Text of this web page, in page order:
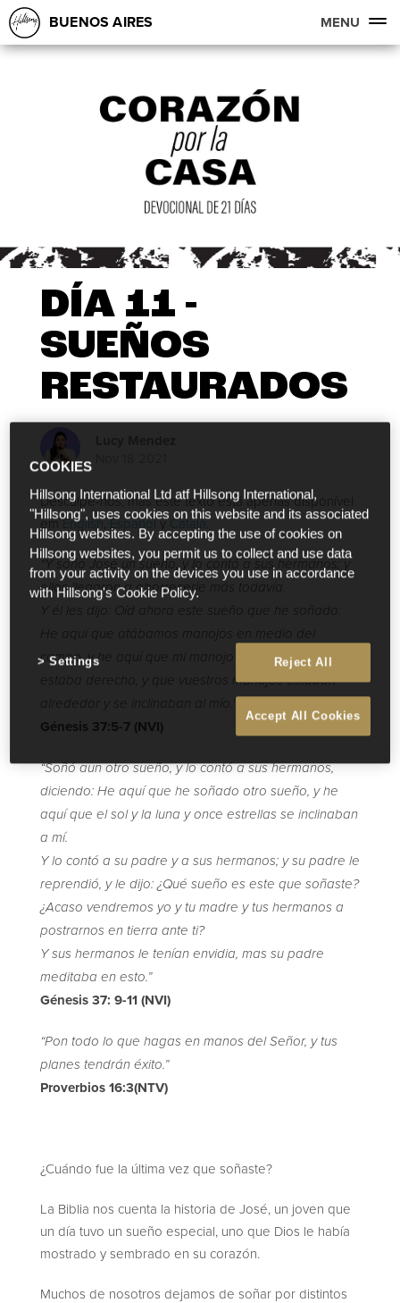
BUENOS AIRES MENU
DÍA 11 -
SUEÑOS
RESTAURADOS
Desculpe-nos, mas este texto está apenas disponível
emEnglish,EspañolyCatalà.
“
Y soñó José un sueño, y lo contó a sus hermanos; y
ellos llegaron a aborrecerle más todavía.
Y él les dijo: Oíd ahora este sueño que he soñado:
He aquí que atábamos manojos en medio del
campo, y he aquí que mi manojo se levantaba y
estaba derecho, y que vuestros manojos estaban
alrededor y se inclinaban al mío.”
Génesis 37:5-7 (NVI)
“Soñó aun otro sueño, y lo contó a sus hermanos,
diciendo: He aquí que he soñado otro sueño, y he
aquí que el sol y la luna y once estrellas se inclinaban
a mí.
Y lo contó a su padre y a sus hermanos; y su padre le
reprendió, y le dijo: ¿Qué sueño es este que soñaste?
¿Acaso vendremos yo y tu madre y tus hermanos a
postrarnos en tierra ante ti?
Y sus hermanos le tenían envidia, mas su padre
meditaba en esto.”
Génesis 37: 9-11 (NVI)
“Pon todo lo que hagas en manos del Señor, y tus
planes tendrán éxito.”
Proverbios 16:3(NTV)
¿Cuándo fue la última vez que soñaste?
La Biblia nos cuenta la historia de José, un joven que
un día tuvo un sueño especial, uno que Dios le había
mostrado y sembrado en su corazón.
Muchos de nosotros dejamos de soñar por distintos
COOKIES
Hillsong International Ltd atf Hillsong International,
"Hillsong", uses cookies on this website and its associated
Hillsong websites. By accepting the use of cookies on
Hillsong websites, you permit us to collect and use data
from your activity on the devices you use in accordance
with Hillsong's Cookie Policy.
Reject All
Accept All Cookies
Settings